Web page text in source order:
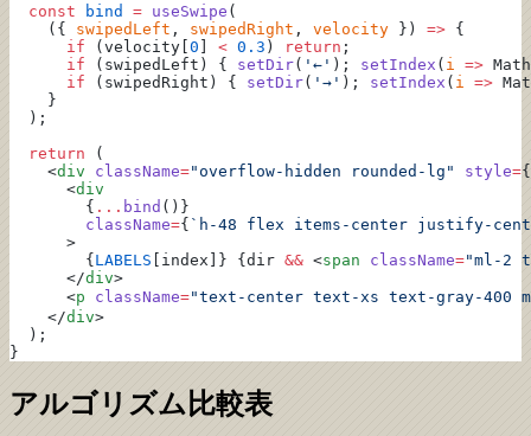
  const
bind = useSwipe (
    ({
swipedLeft , swipedRight , velocity }) => {
      if
(velocity[ 0 < 0.3 ) return ;
      if
(swipedLeft) { setDir( '←' ); setIndex ( i =>
      if
(swipedRight) { setDir( '→' ); setIndex ( i =>
    }
  );
  return
(
    <
div className="overflow-hidden rounded-lg" style=
      <
div
        {
... bind ()}
        className
={ `h-48 flex items-center justify-
      >
        {
LABELS [index]} {dir && <span className="ml-2
      </
div>
      <
p className="text-center text-xs text-gray-400
    </
div>
  );
}
アルゴリズム比較表